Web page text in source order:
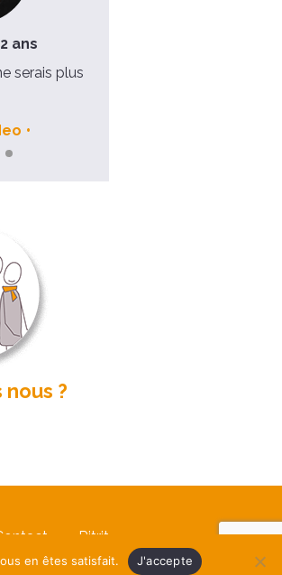
ans
serais plus
nous ?
Ritrit
en êtes satisfait. J'accepte